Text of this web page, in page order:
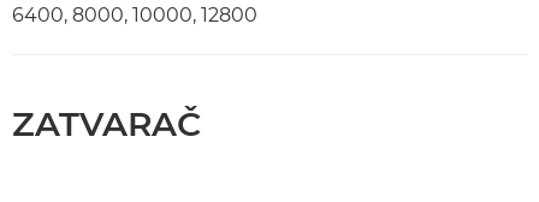
6400, 8000, 10000, 12800
ZATVARAČ